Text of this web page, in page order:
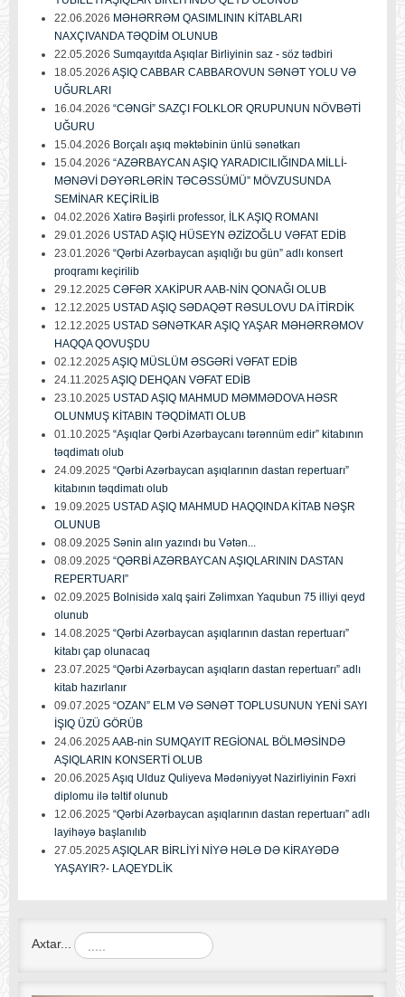
22.06.2026 MƏHƏRRƏM QASIMLININ KİTABLARI
NAXÇIVANDA TƏQDİM OLUNUB
22.05.2026 Sumqayıtda Aşıqlar Birliyinin saz - söz tədbiri
18.05.2026 AŞIQ CABBAR CABBAROVUN SƏNƏT YOLU VƏ
UĞURLARI
16.04.2026 “CƏNGİ” SAZÇI FOLKLOR QRUPUNUN NÖVBƏTİ
UĞURU
15.04.2026 Borçalı aşıq məktəbinin ünlü sənətkarı
15.04.2026 “AZƏRBAYCAN AŞIQ YARADICILIĞINDA MİLLİ-
MƏNƏVİ DƏYƏRLƏRİN TƏCƏSSÜMÜ” MÖVZUSUNDA
SEMİNAR KEÇİRİLİB
04.02.2026 Xatirə Bəşirli professor, İLK AŞIQ ROMANI
29.01.2026 USTAD AŞIQ HÜSEYN ƏZİZOĞLU VƏFAT EDİB
23.01.2026 “Qərbi Azərbaycan aşıqlığı bu gün” adlı konsert
proqramı keçirilib
29.12.2025 CƏFƏR XAKİPUR AAB-NİN QONAĞI OLUB
12.12.2025 USTAD AŞIQ SƏDAQƏT RƏSULOVU DA İTİRDİK
12.12.2025 USTAD SƏNƏTKAR AŞIQ YAŞAR MƏHƏRRƏMOV
HAQQA QOVUŞDU
02.12.2025 AŞIQ MÜSLÜM ƏSGƏRİ VƏFAT EDİB
24.11.2025 AŞIQ DEHQAN VƏFAT EDİB
23.10.2025 USTAD AŞIQ MAHMUD MƏMMƏDOVA HƏSR
OLUNMUŞ KİTABIN TƏQDİMATI OLUB
01.10.2025 “Aşıqlar Qərbi Azərbaycanı tərənnüm edir” kitabının
təqdimatı olub
24.09.2025 “Qərbi Azərbaycan aşıqlarının dastan repertuarı”
kitabının təqdimatı olub
19.09.2025 USTAD AŞIQ MAHMUD HAQQINDA KİTAB NƏŞR
OLUNUB
08.09.2025 Sənin alın yazındı bu Vətən...
08.09.2025 “QƏRBİ AZƏRBAYCAN AŞIQLARININ DASTAN
REPERTUARI”
02.09.2025 Bolnisidə xalq şairi Zəlimxan Yaqubun 75 illiyi qeyd
olunub
14.08.2025 “Qərbi Azərbaycan aşıqlarının dastan repertuarı”
kitabı çap olunacaq
23.07.2025 “Qərbi Azərbaycan aşıqların dastan repertuarı” adlı
kitab hazırlanır
09.07.2025 “OZAN” ELM VƏ SƏNƏT TOPLUSUNUN YENİ SAYI
İŞIQ ÜZÜ GÖRÜB
24.06.2025 AAB-nin SUMQAYIT REGİONAL BÖLMƏSİNDƏ
AŞIQLARIN KONSERTİ OLUB
20.06.2025 Aşıq Ulduz Quliyeva Mədəniyyət Nazirliyinin Fəxri
diplomu ilə təltif olunub
12.06.2025 “Qərbi Azərbaycan aşıqlarının dastan repertuarı” adlı
layihəyə başlanılıb
27.05.2025 AŞIQLAR BİRLİYİ NİYƏ HƏLƏ DƏ KİRAYƏDƏ
YAŞAYIR?- LAQEYDLİK
Axtar...